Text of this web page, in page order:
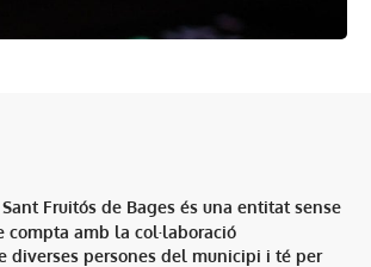
Fruitós de Bages és una entitat sense
compta amb la col·laboració
diverses persones del municipi i té per